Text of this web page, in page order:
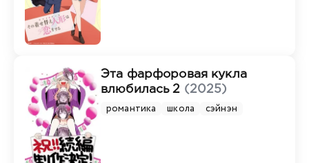
Эта фарфоровая кукла
влюбилась 2 (2025)
романтика школа сэйнэн